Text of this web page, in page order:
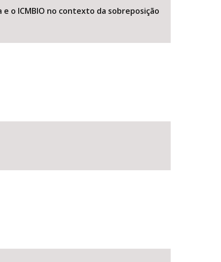
o ICMBIO no contexto da sobreposição